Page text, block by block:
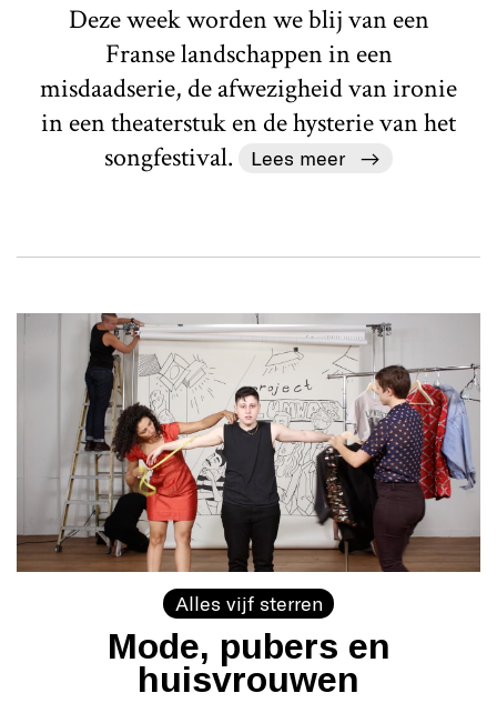
Deze week worden we blij van een
Franse landschappen in een
misdaadserie, de afwezigheid van ironie
in een theaterstuk en de hysterie van het
songfestival.
Lees meer
Alles vijf sterren
Mode, pubers en
huisvrouwen